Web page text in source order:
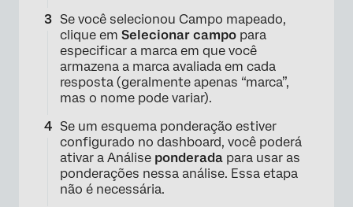
×
×
Se você selecionou Campo mapeado,
clique em Selecionar campo para
especificar a marca em que você
armazena a marca avaliada em cada
resposta (geralmente apenas “marca”,
mas o nome pode variar).
Se um esquema ponderação estiver
configurado no dashboard, você poderá
ativar a Análise ponderada para usar as
ponderações nessa análise. Essa etapa
não é necessária.